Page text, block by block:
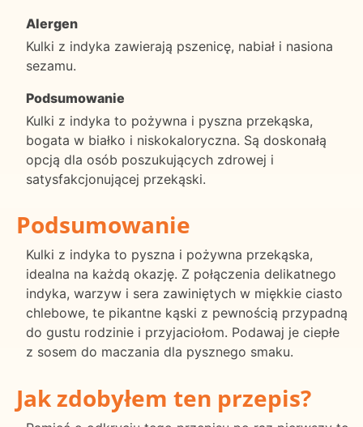
Alergen
Kulki z indyka zawierają pszenicę, nabiał i nasiona
sezamu.
Podsumowanie
Kulki z indyka to pożywna i pyszna przekąska,
bogata w białko i niskokaloryczna. Są doskonałą
opcją dla osób poszukujących zdrowej i
satysfakcjonującej przekąski.
Podsumowanie
Kulki z indyka to pyszna i pożywna przekąska,
idealna na każdą okazję. Z połączenia delikatnego
indyka, warzyw i sera zawiniętych w miękkie ciasto
chlebowe, te pikantne kąski z pewnością przypadną
do gustu rodzinie i przyjaciołom. Podawaj je ciepłe
z sosem do maczania dla pysznego smaku.
Jak zdobyłem ten przepis?